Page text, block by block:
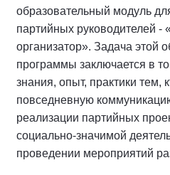
образовательный модуль
партийных руководителей -
организатор». Задача этой
программы заключается в
знания, опыт, практики тем,
повседневную
реализации партийных
социально-значимой
проведении мероприятий